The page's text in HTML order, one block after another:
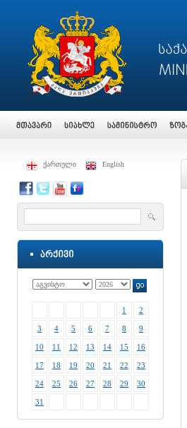
ქართული English
1 2
3 4 5 6 7 8 9
10 11 12 13 14 15 16
17 18 19 20 21 22 23
24 25 26 27 28 29 30
31